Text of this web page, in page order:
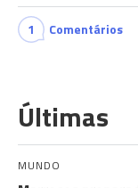
1 Comentários
Últimas
MUNDO